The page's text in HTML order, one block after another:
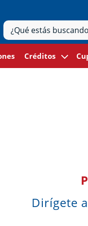
Créditos
Dirígete